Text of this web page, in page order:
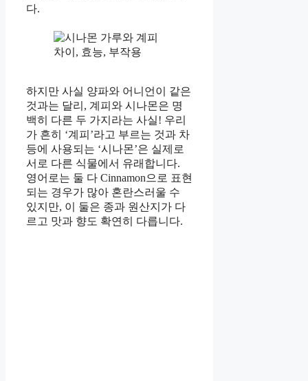
다.
하지만 사실 양파와 어니언이 같은
것과는 달리, 계피와 시나몬은 명
백히 다른 두 가지라는 사실! 우리
가 흔히 ‘계피’라고 부르는 것과 차
등에 사용되는 ‘시나몬’은 실제로
서로 다른 식물에서 유래합니다.
영어로는 둘 다 Cinnamon으로 표현
되는 경우가 많아 혼란스러울 수
있지만, 이 둘은 종과 원산지가 다
르고 맛과 향도 확연히 다릅니다.